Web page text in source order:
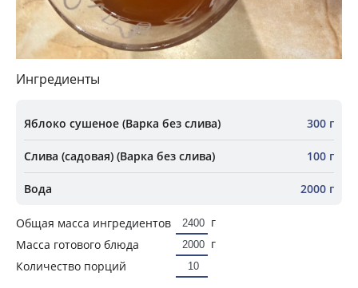
Ингредиенты
Яблоко сушеное (Варка без слива) 300 г
Слива (садовая) (Варка без слива) 100 г
Вода 2000 г
Общая масса ингредиентов
г
Масса готового блюда
г
Количество порций